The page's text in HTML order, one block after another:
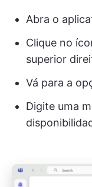
Abra o
Clique no
superior
Vá para a
Digite uma